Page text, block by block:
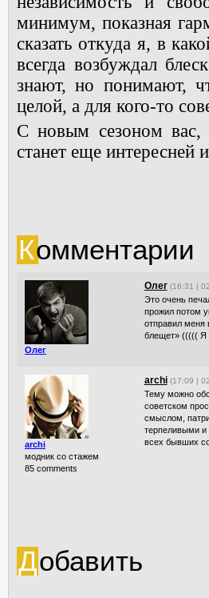
минимум, показная
сказать откуда я, в
всегда возбуждал
знают, но понимают,
целой, а для кого-то
С новым сезоном вас,
станет еще интересней
Комментарии
Олег
Олег (16:31 |
Это очень
прожил потом
отправил меня
блещет» ((((( Я
archi
модник со стажем
85 comments
archi (17:09 |
Тему можно
советском
смыслом,
терпеливыми и
всех бывших
Добавить